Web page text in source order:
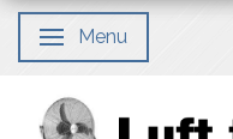
Skifte navigation
Menu